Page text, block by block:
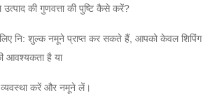
की गुणवत्ता की पुष्टि कैसे करें?
नि: शुल्क नमूने प्राप्त कर सकते हैं, आपको केवल शिपिंग
आवश्यकता है या
व्यवस्था करें और नमूने लें।